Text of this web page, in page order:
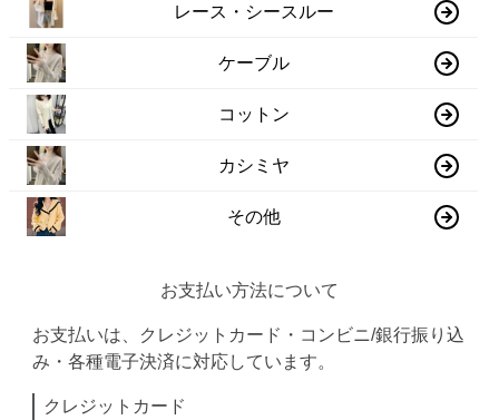
レース・シースルー
ケーブル
コットン
カシミヤ
その他
お支払い方法について
お支払いは、クレジットカード・コンビニ/銀行振り込
み・各種電子決済に対応しています。
クレジットカード